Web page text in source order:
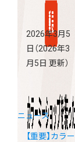
2026年3月5
日 （2026年3
月5日 更新）
ニュース
【重要】カラー